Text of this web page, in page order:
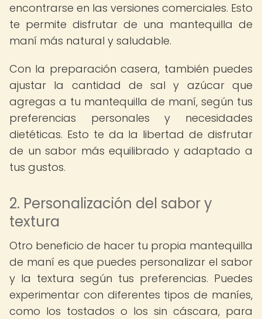
encontrarse en las versiones comerciales. Esto
te permite disfrutar de una mantequilla de
maní más natural y saludable.
Con la preparación casera, también puedes
ajustar la cantidad de sal y azúcar que
agregas a tu mantequilla de maní, según tus
preferencias personales y necesidades
dietéticas. Esto te da la libertad de disfrutar
de un sabor más equilibrado y adaptado a
tus gustos.
2. Personalización del sabor y
textura
Otro beneficio de hacer tu propia mantequilla
de maní es que puedes personalizar el sabor
y la textura según tus preferencias. Puedes
experimentar con diferentes tipos de maníes,
como los tostados o los sin cáscara, para